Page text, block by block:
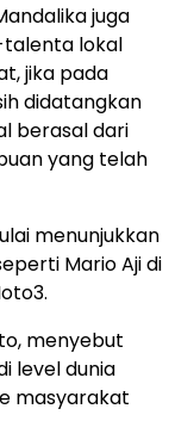
juga
lokal
jika pada
didatangkan
berasal dari
yang telah
menunjukkan
Mario Aji di
menyebut
level dunia
masyarakat